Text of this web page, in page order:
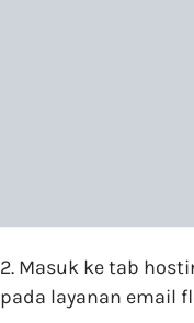
2. Masuk ke tab
pada layanan email